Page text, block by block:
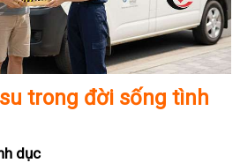
trong đời sống tình
dục